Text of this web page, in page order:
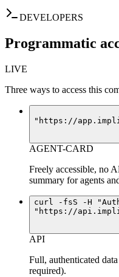
DEVELOPERS
Programmatic
LIVE
Three ways to access this
"https://
AGENT-CARD
Freely accessible, no
summary for agents
curl -fsS -H
"https://
API
Full, authenticated
required).